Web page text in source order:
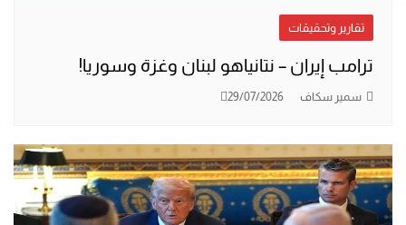
تقارير وتحقيقات
ترامب إيران – نتانياهو لبنان وغزة وسوريا!
سمير سكاف 29/07/2026